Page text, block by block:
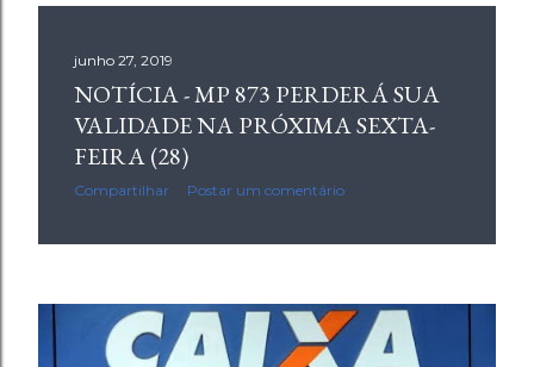
junho 27, 2019
NOTÍCIA - MP 873 PERDERÁ SUA
VALIDADE NA PRÓXIMA SEXTA-
FEIRA (28)
Compartilhar Postar um comentário